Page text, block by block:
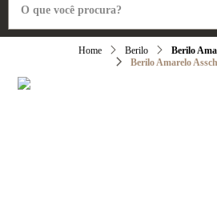
Berilo
Berilo
Berilo Amarelo